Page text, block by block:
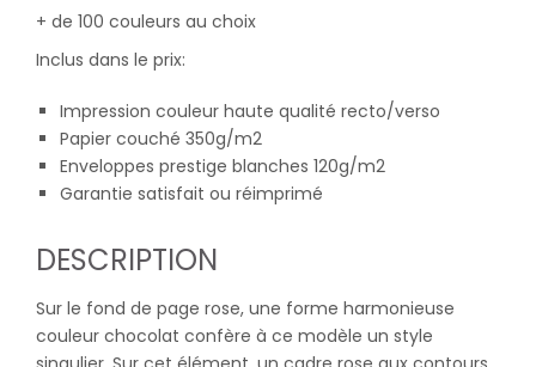
+ de 100 couleurs au choix
Inclus dans le prix:
Impression couleur haute qualité recto/verso
Papier couché 350g/m2
Enveloppes prestige blanches 120g/m2
Garantie satisfait ou réimprimé
DESCRIPTION
Sur le fond de page rose, une forme harmonieuse
couleur chocolat confère à ce modèle un style